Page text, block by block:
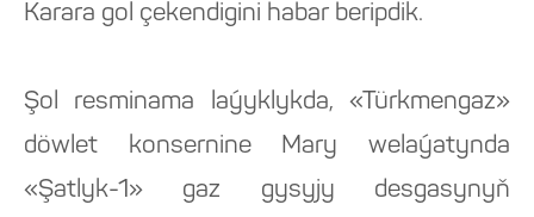
Karara gol çekendigini habar beripdik.
Şol resminama laýyklykda, «Türkmengaz»
döwlet konsernine Mary welaýatynda
«Şatlyk-1» gaz gysyjy desgasynyň